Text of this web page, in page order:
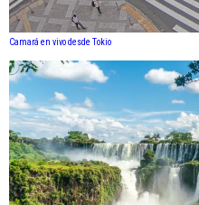
Camará en vivo desde Tokio